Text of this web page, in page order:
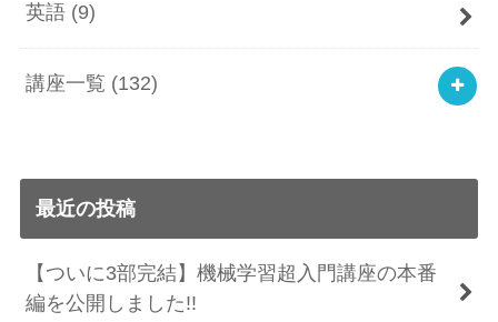
英語 (9)
講座一覧 (132)
最近の投稿
【ついに3部完結】機械学習超入門講座の本番
編を公開しました!!